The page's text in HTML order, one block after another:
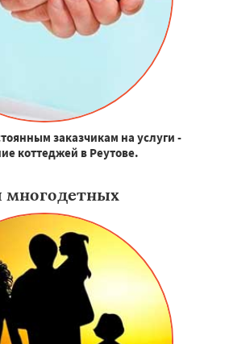
заказчикам на услуги -
коттеджей в Реутове.
многодетных